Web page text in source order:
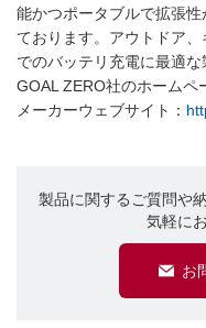
能かつポータブルで拡張
ております。アウトドア
でのバッテリ充電に最適な
GOAL ZERO社のホームペ
メーカーウェブサイト：
製品に関するご質問や
気軽に
お